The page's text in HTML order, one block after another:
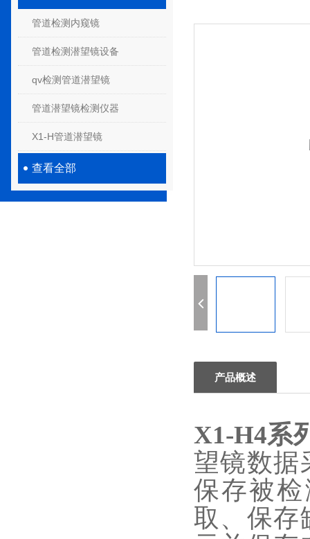
管道检测内窥镜
管道检测潜望镜设备
qv检测管道潜望镜
管道潜望镜检测仪器
X1-H管道潜望镜
查看全部
产品概述
X1-H4系
望镜数据
保存被
取、保存